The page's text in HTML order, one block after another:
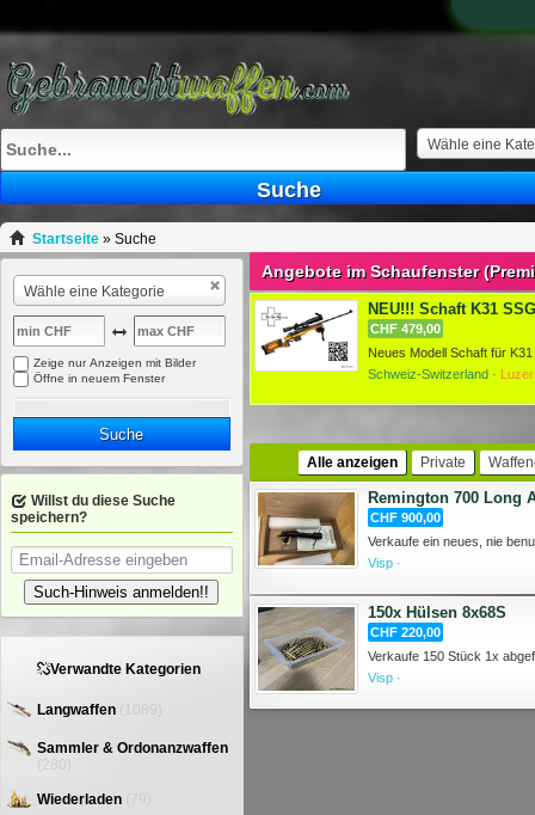
Wähle eine
Suche
Startseite» Suche
Angebote im Schaufenster
NEU!!! Schaft K31
CHF 479,00
Schweiz-Switzerland ·
Alle anzeigen Private
Remington 700 Long
CHF 900,00
Visp ·
150x Hülsen 8x68S
CHF 220,00
Visp ·
Wähle eine Kategorie
Zeige nur Anzeigen mit Bilder
Öffne in neuem Fenster
Suche
Willst du diese Suche
speichern?
Such-Hinweis anmelden!!
Verwandte Kategorien
Langwaffen
Sammler & Ordonanzwaffen
(280)
Wiederladen